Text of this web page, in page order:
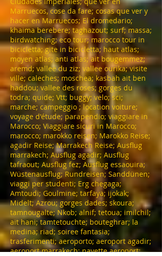
Marruecos, cose da fare; cosas que ver y
hacer en Marruecos; El dromedario;
khaima berebere; taghazout; surf; massa;
birdwatching; eco tour; marocco tour in
bicicletta; gite in bicicletta; haut atlas;
moyen atlas; anti atlas; ait bougemmez;
aremd; vallee du ziz; vallee ourika; visite
ville; caleches; moschea; kasbah ait ben
haddou; vallee des roses; gorges du
todra; quide; Vtt; buggy; velo; sci;
marche; campeggio ; location voiture;
voyage d'étude; parapendio; viaggiare in
Marocco; Viaggiare sicuri in Marocco;
marocco; marokko reisen; Marokko Reise;
agadir Reise; Marrakech Reise; Ausflug
marrakech; Ausflug agadir; Ausflug
tafraout; Ausflug fez; Ausflug essaouira;
Wüstenausflug; Rundreisen; Sanddünen;
viaggi per studenti; Erg chegaga;
Amtoudi; Goulmine; tarfaya; ijokak;
Midelt; Azrou; gorges dades; skoura;
tamnougalte; Nkob; alnif; tetoua; imilchil;
ait hani; tamtetouchte; bouteghrar; la
medina; riad; soiree fantasia;
trasferimenti; aeroporto; aeroport agadir;
aeroport marrakech; navette aeroport;